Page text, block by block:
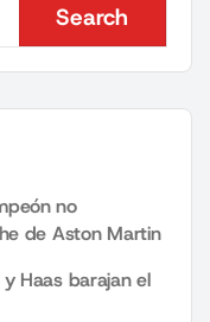
Search
Search
no
de Aston Martin
Haas barajan el